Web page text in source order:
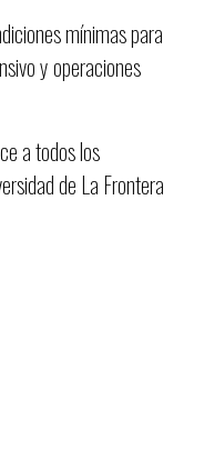
mínimas para
y operaciones
a todos los
de La Frontera